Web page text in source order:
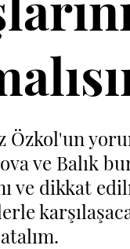
ve Balık
ve dikkat